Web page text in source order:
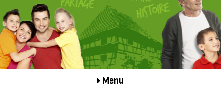
Menu